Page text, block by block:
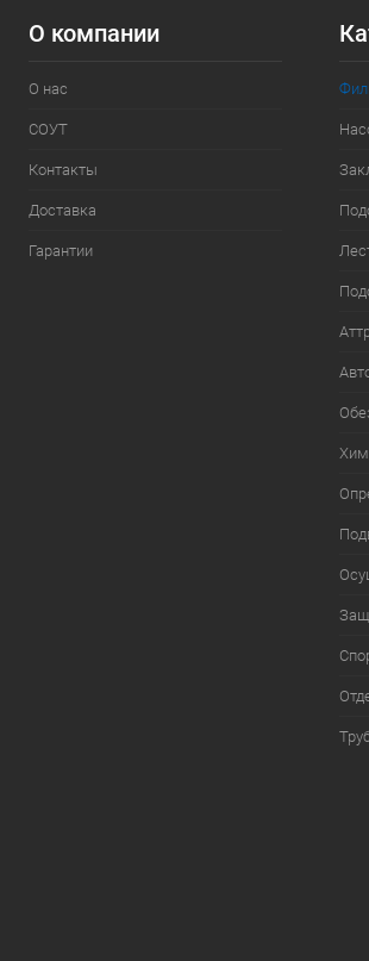
О компании
О нас
СОУТ
Контакты
Доставка
Гарантии